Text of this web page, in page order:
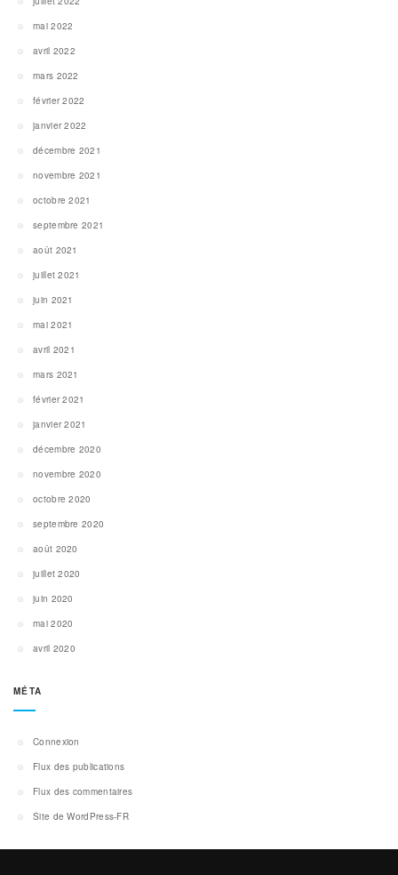
mai 2022
avril 2022
mars 2022
février 2022
janvier 2022
décembre 2021
novembre 2021
octobre 2021
septembre 2021
août 2021
juillet 2021
juin 2021
mai 2021
avril 2021
mars 2021
février 2021
janvier 2021
décembre 2020
novembre 2020
octobre 2020
septembre 2020
août 2020
juillet 2020
juin 2020
mai 2020
avril 2020
MÉTA
Connexion
Flux des publications
Flux des commentaires
Site de WordPress-FR